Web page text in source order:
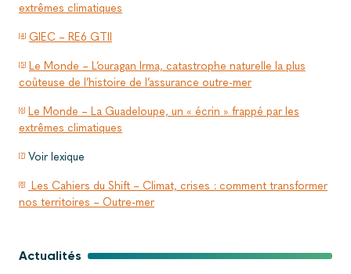
Actualités
extrêmes climatiques
[4] GIEC – RE6 GTII
[5] Le Monde – L’ouragan Irma, catastrophe naturelle la plus
coûteuse de l’histoire de l’assurance outre-mer
[6] Le Monde – La Guadeloupe, un « écrin » frappé par les
extrêmes climatiques
[7] Voir lexique
[8]
Les Cahiers du Shift – Climat, crises : comment transformer
nos territoires – Outre-mer